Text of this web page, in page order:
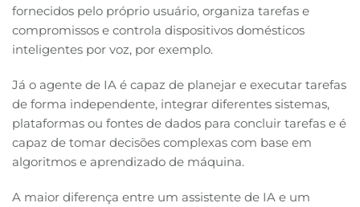
fornecidos pelo próprio usuário, organiza tarefas e
compromissos e controla dispositivos domésticos
inteligentes por voz, por exemplo.
Já o agente de IA é capaz de planejar e executar tarefas
de forma independente, integrar diferentes sistemas,
plataformas ou fontes de dados para concluir tarefas e é
capaz de tomar decisões complexas com base em
algoritmos e aprendizado de máquina.
A maior diferença entre um assistente de IA e um